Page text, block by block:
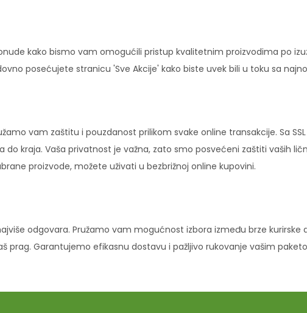
kako bismo vam omogućili pristup kvalitetnim proizvodima po
posećujete stranicu 'Sve Akcije' kako biste uvek bili u toku sa
vam zaštitu i pouzdanost prilikom svake online transakcije. Sa
do kraja. Vaša privatnost je važna, zato smo posvećeni zaštiti vaših
proizvode, možete uživati u bezbrižnoj online kupovini.
odgovara. Pružamo vam mogućnost izbora između brze
prag. Garantujemo efikasnu dostavu i pažljivo rukovanje vašim